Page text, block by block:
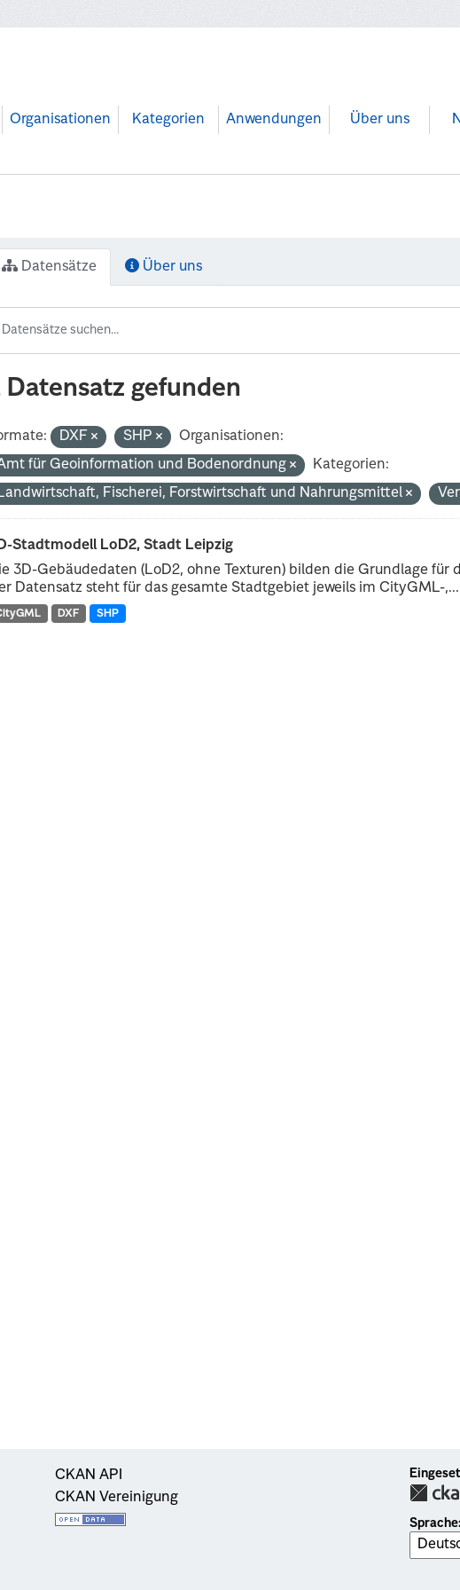
Organisationen Kategorien Anwendungen Über uns
Datensätze Über uns
Datensatz gefunden
DXF SHP
Organisationen:
für Geoinformation und Bodenordnung
Kategorien:
Fischerei, Forstwirtschaft und Nahrungsmittel
Stadtmodell LoD2, Stadt Leipzig
3D-Gebäudedaten (LoD2, ohne Texturen) bilden die Grundlage für
Datensatz steht für das gesamte Stadtgebiet jeweils im CityGML-,...
DXF SHP
CKAN API
CKAN Vereinigung
Sprache